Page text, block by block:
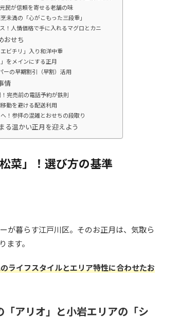
民が信頼を寄せる老舗の味
未満の「心がこもった三段重」
！人情価格で手に入れるマグロとカニ
おせち
ビチリ」入り和洋中重
をメインにする正月
ーの早期割引（早割）活用
情
完売前の電話予約が鉄則
動を避ける配送利用
！参拝の混雑とおせちの段取り
る温かい正月を迎えよう
菜」！選び方の基準
が暮らす江戸川区。そのお正月は、気取ら
ます。
ライフスタイルとエリア特性に合わせたお
アリオ」と小岩エリアの「シ